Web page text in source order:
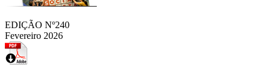
EDIÇÃO Nº240
Fevereiro 2026